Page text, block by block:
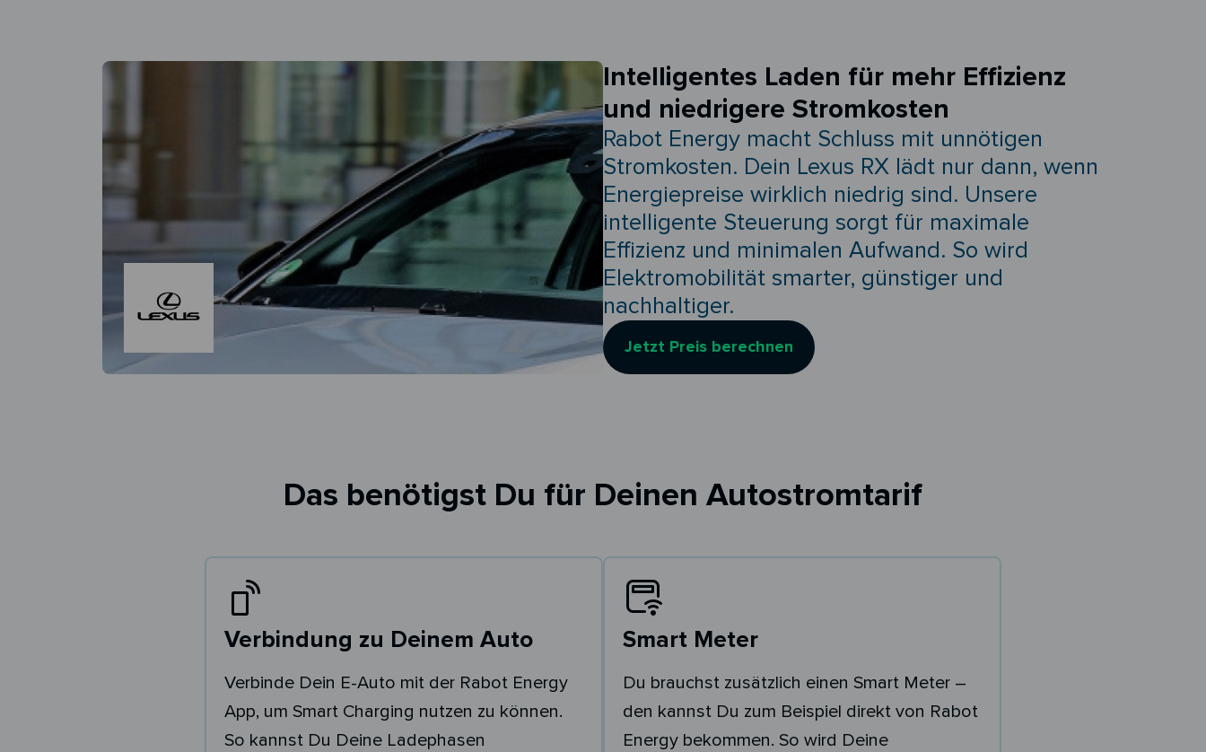
Intelligentes Laden für mehr Effizienz
und niedrigere Stromkosten
Rabot Energy macht Schluss mit unnötigen
Stromkosten. Dein Lexus RX lädt nur dann, wenn
Energiepreise wirklich niedrig sind. Unsere
intelligente Steuerung sorgt für maximale
Effizienz und minimalen Aufwand. So wird
Elektromobilität smarter, günstiger und
nachhaltiger.
Jetzt Preis berechnen
Das benötigst Du für Deinen Autostromtarif
Verbindung zu Deinem Auto
Verbinde Dein E-Auto mit der Rabot Energy
App, um Smart Charging nutzen zu können.
So kannst Du Deine Ladephasen
Smart Meter
Du brauchst zusätzlich einen Smart Meter –
den kannst Du zum Beispiel direkt von Rabot
Energy bekommen. So wird Deine